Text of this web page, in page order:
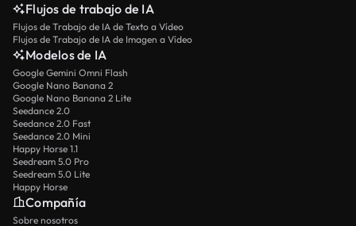
Flujos de trabajo de IA
Flujos de Trabajo de IA de Texto a Vídeo
Flujos de Trabajo de IA de Imagen a Vídeo
Modelos de IA
Google Gemini Omni Flash
Google Nano Banana 2
Google Nano Banana 2 Lite
Seedance 2.0
Seedance 2.0 Fast
Seedance 2.0 Mini
Happy Horse 1.1
Seedream 5.0 Pro
Seedream 5.0 Lite
Happy Horse
Compañía
Sobre nosotros